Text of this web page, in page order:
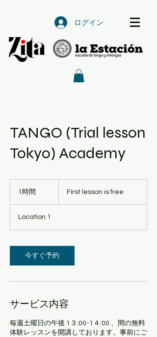
ログイン
TANGO (Trial lesson
Tokyo) Academy
1時間
lesson
First lesson is free
Location 1
今すぐ予約
サービス内容
毎週土曜日の午後 1３:00-1４:00 、間の無料
体験レッスンを開講しております。事前にご